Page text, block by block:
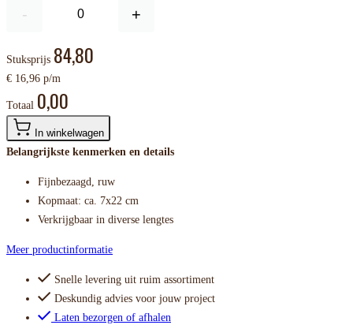
- +
Stuksprijs 84,80
€ 16,96 p/m
Totaal 0,00
In winkelwagen
Belangrijkste kenmerken en details
Fijnbezaagd, ruw
Kopmaat: ca. 7x22 cm
Verkrijgbaar in diverse lengtes
Meer productinformatie
Snelle levering uit ruim assortiment
Deskundig advies voor jouw project
Laten bezorgen of afhalen